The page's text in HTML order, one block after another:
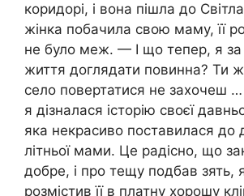
коридорі, і вона пішла до
жінка побачила свою маму, її
не було меж. — І що тепер, я
життя доглядати повинна? Ти
село повертатися не захочеш
я дізналася історію своєї
яка некрасиво поставилася до
літньої мами. Це радісно, що
добре, і про тещу подбав зять,
розмістив її в платну хорошу